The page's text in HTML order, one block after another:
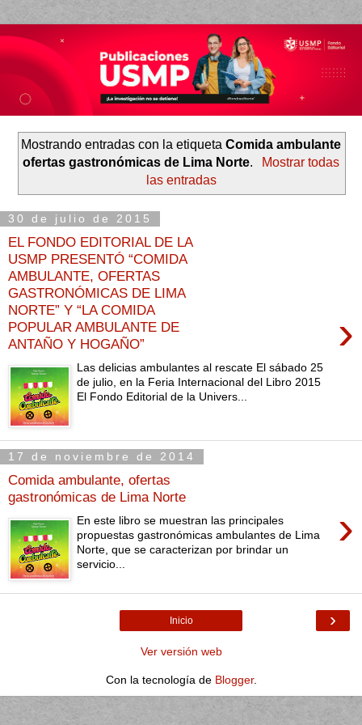
Mostrando entradas con la etiqueta Comida ambulante
ofertas gastronómicas de Lima Norte.
Mostrar todas
las entradas
30 de julio de 2015
EL FONDO EDITORIAL DE LA
USMP PRESENTÓ “COMIDA
AMBULANTE, OFERTAS
GASTRONÓMICAS DE LIMA
NORTE” Y “LA COMIDA
POPULAR AMBULANTE DE
ANTAÑO Y HOGAÑO”
›
Las delicias ambulantes al rescate El sábado 25
de julio, en la Feria Internacional del Libro 2015
El Fondo Editorial de la Univers...
17 de noviembre de 2014
Comida ambulante, ofertas
gastronómicas de Lima Norte
›
En este libro se muestran las principales
propuestas gastronómicas ambulantes de Lima
Norte, que se caracterizan por brindar un
servicio...
›
Inicio
Ver versión web
Con la tecnología de Blogger.